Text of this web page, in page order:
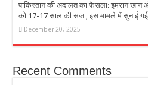
पाकिस्तान की अदालत का फैसला: इमरान खान
को 17-17 साल की सजा, इस मामले में सुनाई
December 20, 2025
Recent Comments